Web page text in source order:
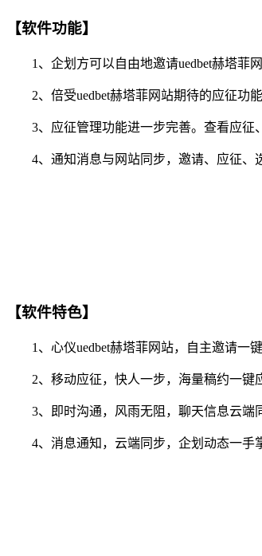
【软件功能】
1、企划方可以自由地邀请uedbet赫塔菲网
2、倍受uedbet赫塔菲网站期待的应征功能
3、应征管理功能进一步完善。查看应征
4、通知消息与网站同步，邀请、应征、选
【软件特色】
1、心仪uedbet赫塔菲网站，自主邀请一键
2、移动应征，快人一步，海量稿约一键
3、即时沟通，风雨无阻，聊天信息云端
4、消息通知，云端同步，企划动态一手